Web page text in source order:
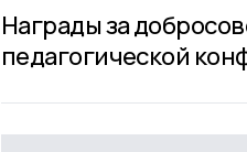
Награды за
педагогической